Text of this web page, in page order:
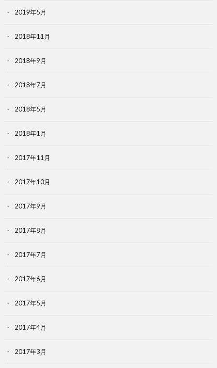
2019年5月
2018年11月
2018年9月
2018年7月
2018年5月
2018年1月
2017年11月
2017年10月
2017年9月
2017年8月
2017年7月
2017年6月
2017年5月
2017年4月
2017年3月